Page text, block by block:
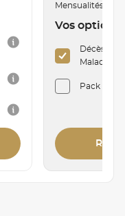
Mensualités
Vos options
Décès,
Maladie
Pack Auto